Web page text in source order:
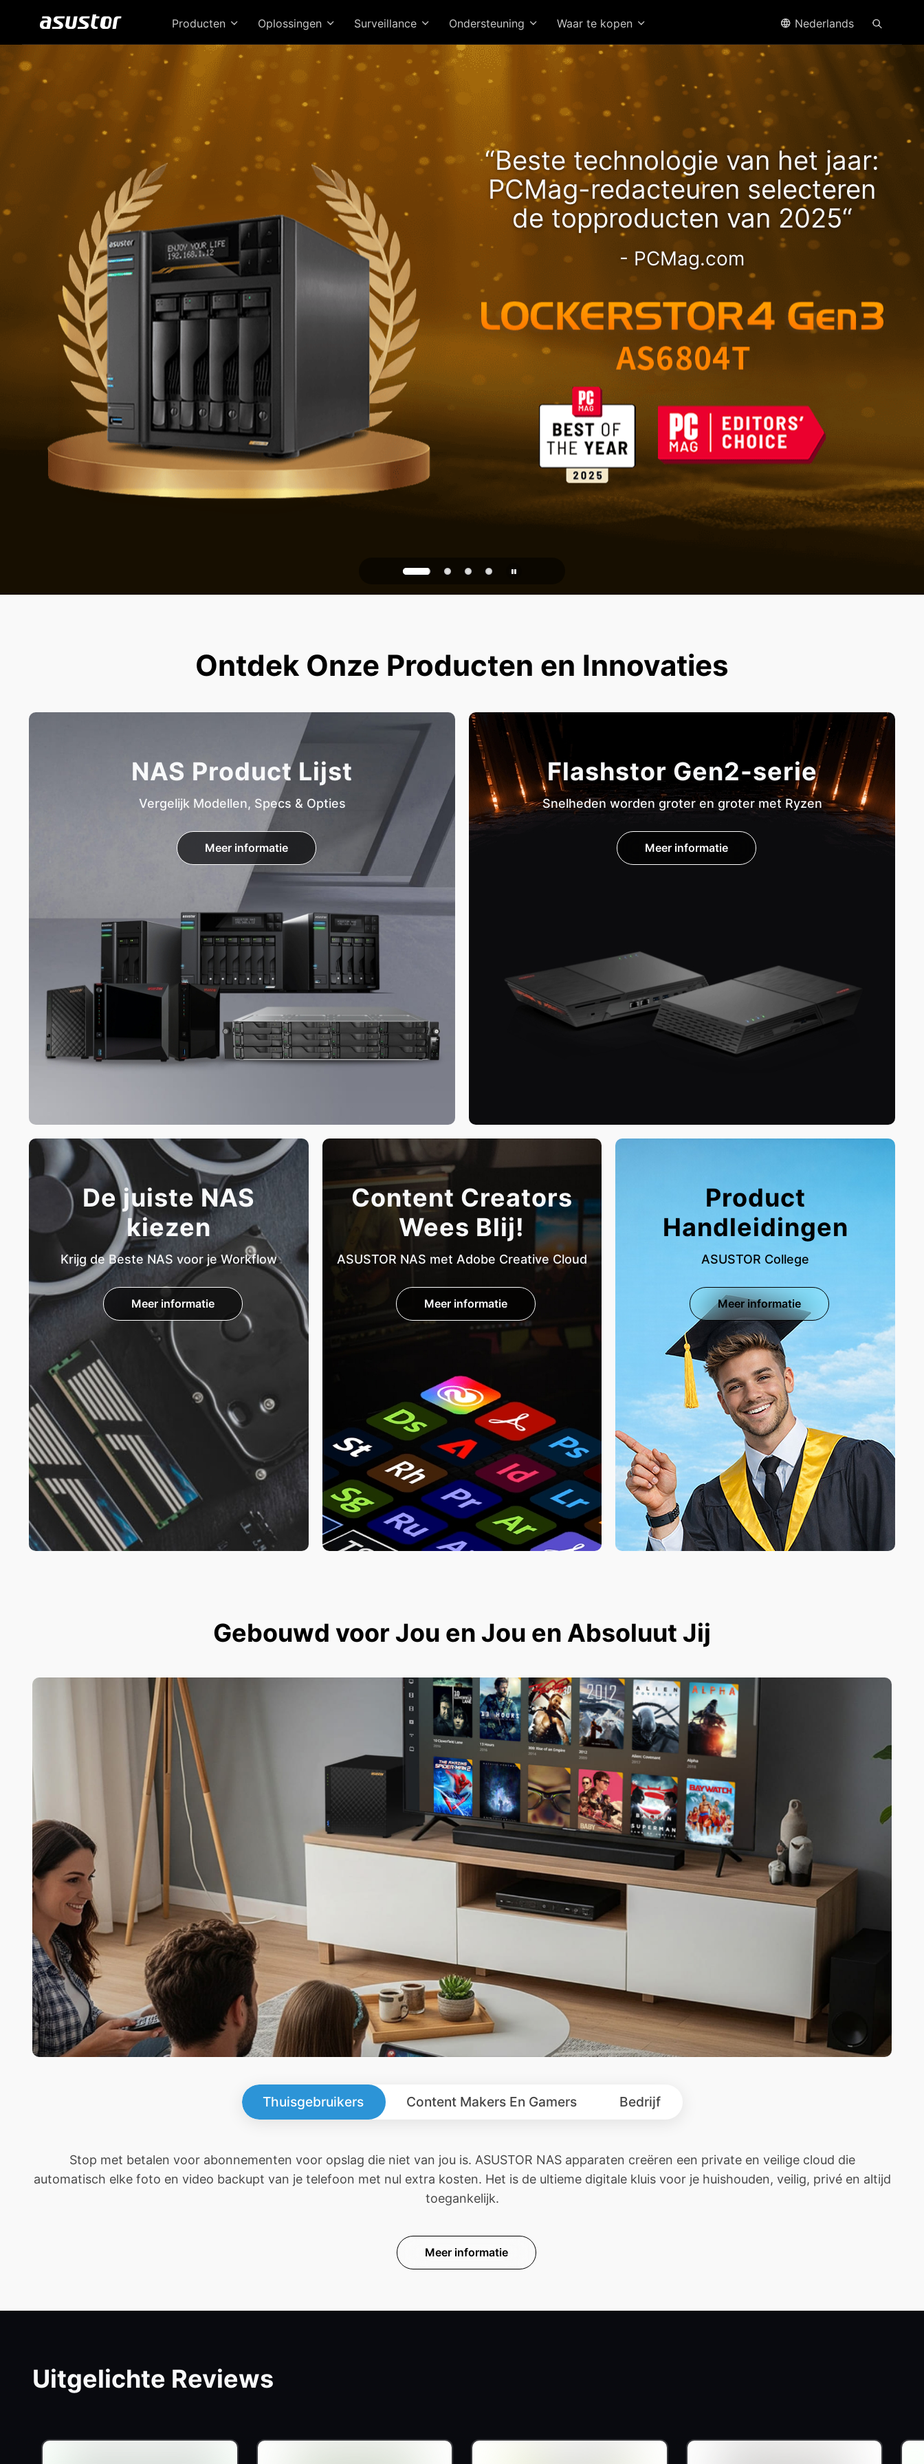
Producten Oplossingen Surveillance Ondersteuning Waar te kopen Nederlands
“Beste technologie van het jaar:
PCMag-redacteuren selecteren
de topproducten van 2025“
- PCMag.com
De Lockerstor 24R Pro Gen2
Brengt Stijgende Ryzen-
snelheden!
Hoogwaardige 2.5GbE NAS
Betrouwbare opslag voor thuis en
kantoor
PQC Ready
Verdedigen tegen kwantumaanvallen van de toekomst
Ontdek Onze Producten en Innovaties
NAS Product Lijst
Vergelijk Modellen, Specs & Opties
Meer informatie
Flashstor Gen2-serie
Snelheden worden groter en groter met Ryzen
Meer informatie
De juiste NAS
kiezen
Krijg de Beste NAS voor je Workflow
Meer informatie
Content Creators
Wees Blij!
ASUSTOR NAS met Adobe Creative Cloud
Meer informatie
Product
Handleidingen
ASUSTOR College
Meer informatie
Gebouwd voor Jou en Jou en Absoluut Jij
Thuisgebruikers Content Makers En Gamers Bedrijf
Stop met betalen voor abonnementen voor opslag die niet van jou is. ASUSTOR NAS apparaten creëren een private en veilige cloud die
automatisch elke foto en video backupt van je telefoon met nul extra kosten. Het is de ultieme digitale kluis voor je huishouden, veilig, privé en altijd
toegankelijk.
Meer informatie
Uitgelichte Reviews